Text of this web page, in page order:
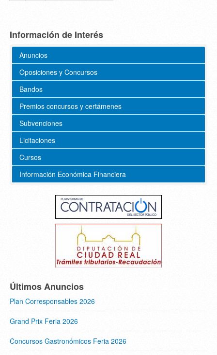
Información de Interés
Anuncios
Oposiciones y Concursos
Bandos
Premios concursos y certámenes
Subvenciones
Licitaciones
Cursos
Información Económica Financiera
Últimos Anuncios
Plan Corresponsables 2026
Grand Prix Feria 2026
Concursos Gastronómicos Feria 2026